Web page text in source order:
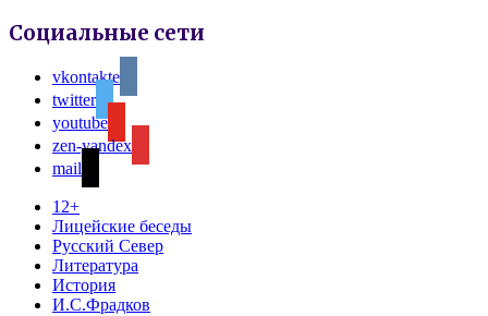
Социальные сети
vkontakte
twitter
youtube
zen-yandex
mail
12+
Лицейские беседы
Русский Север
Литература
История
И.С.Фрадков